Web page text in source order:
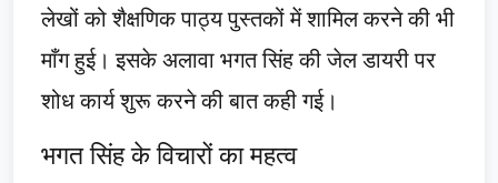
लेखों को शैक्षणिक पाठ्य पुस्तकों में शामिल करने की भी
माँग हुई। इसके अलावा भगत सिंह की जेल डायरी पर
शोध कार्य शुरू करने की बात कही गई।
भगत सिंह के विचारों का महत्व